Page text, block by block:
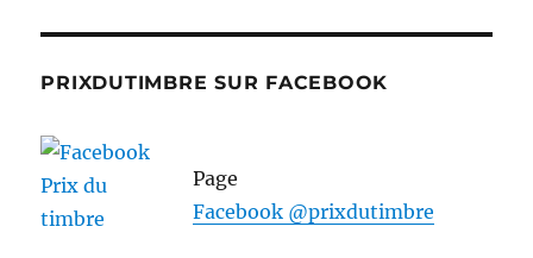
PRIXDUTIMBRE SUR FACEBOOK
Page
Facebook @prixdutimbre